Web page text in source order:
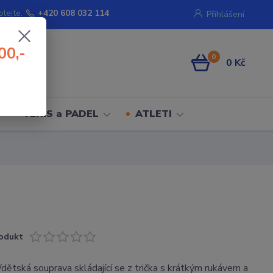
Přihlášení
+420 608 032 114
0 0 Kč
TENIS a PADEL ATLETI
souprava skládající se z trička s krátkým rukávem a